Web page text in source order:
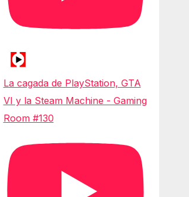
La cagada de PlayStation, GTA
VI y la Steam Machine - Gaming
Room #130